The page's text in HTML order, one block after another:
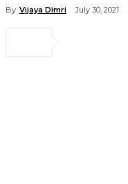
By Vijaya Dimri July 30, 2021